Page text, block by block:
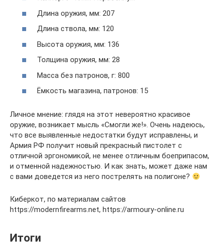
Длина оружия, мм: 207
Длина ствола, мм: 120
Высота оружия, мм: 136
Толщина оружия, мм: 28
Масса без патронов, г: 800
Ёмкость магазина, патронов: 15
Личное мнение: глядя на этот невероятно красивое
оружие, возникает мысль «Смогли же!». Очень надеюсь,
что все выявленные недостатки будут исправлены, и
Армия РФ получит новый прекрасный пистолет с
отличной эргономикой, не менее отличным боеприпасом,
и отменной надежностью. И как знать, может даже нам
с вами доведется из него пострелять на полигоне?
Киберкот, по материалам сайтов
https://modernfirearms.net, https://armoury-online.ru
Итоги